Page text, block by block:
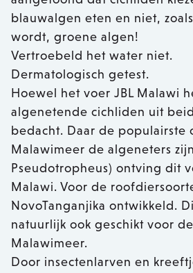
blauwalgen eten en niet,
wordt, groene algen!
Vertroebeld het water niet.
Dermatologisch getest.
Hoewel het voer JBL Malawi
algenetende cichliden uit
bedacht. Daar de populairste
Malawimeer de algeneters
Pseudotropheus) ontving dit
Malawi. Voor de
NovoTanganjika ontwikkeld.
natuurlijk ook geschikt voor
Malawimeer.
Door insectenlarven en